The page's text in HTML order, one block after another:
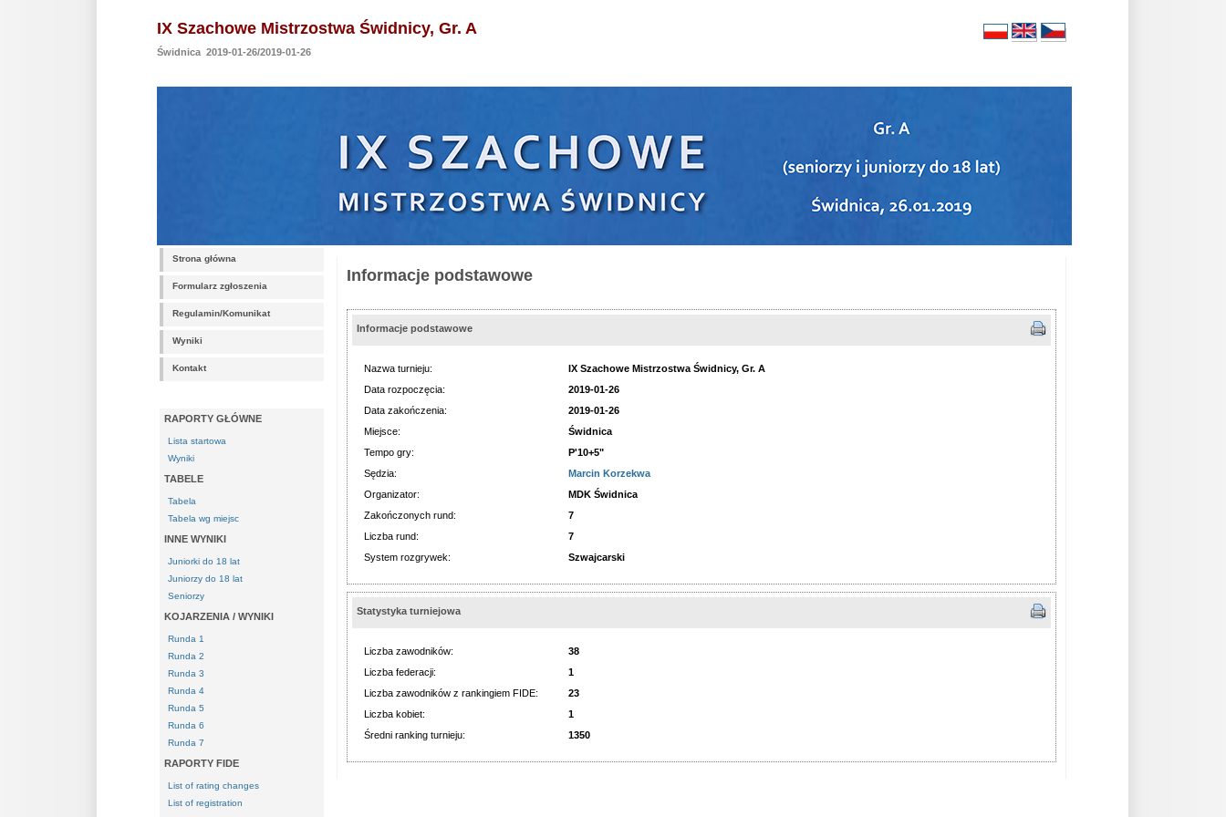
IX Szachowe Mistrzostwa Świdnicy, Gr. A
Świdnica 2019-01-26/2019-01-26
Strona główna
Formularz zgłoszenia
Regulamin/Komunikat
Wyniki
Kontakt
RAPORTY GŁÓWNE
Lista startowa
Wyniki
TABELE
Tabela
Tabela wg miejsc
INNE WYNIKI
Juniorki do 18 lat
Juniorzy do 18 lat
Seniorzy
KOJARZENIA / WYNIKI
Runda 1
Runda 2
Runda 3
Runda 4
Runda 5
Runda 6
Runda 7
RAPORTY FIDE
List of rating changes
List of registration
Informacje podstawowe
Informacje podstawowe
Nazwa turnieju:
IX Szachowe Mistrzostwa Świdnicy, Gr. A
Data rozpoczęcia:
2019-01-26
Data zakończenia:
2019-01-26
Miejsce:
Świdnica
Tempo gry:
P'10+5"
Sędzia:
Marcin Korzekwa
Organizator:
MDK Świdnica
Zakończonych rund:
7
Liczba rund:
7
System rozgrywek:
Szwajcarski
Statystyka turniejowa
Liczba zawodników:
38
Liczba federacji:
1
Liczba zawodników z rankingiem FIDE:
23
Liczba kobiet:
1
Średni ranking turnieju:
1350